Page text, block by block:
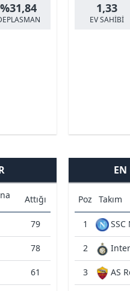
%31,84 1,33
EV SAHİBİ
Attığı
79
78
61
Poz Takım
1
2
3 AS